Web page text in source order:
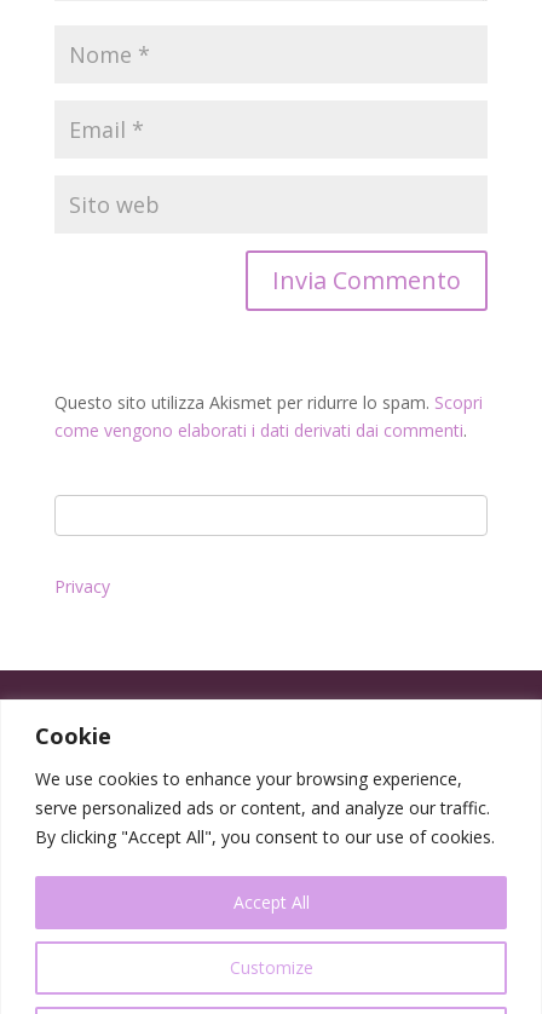
Cookie
We use cookies to enhance your browsing experience,
serve personalized ads or content, and analyze our traffic.
By clicking "Accept All", you consent to our use of cookies.
Customize
Accept All
Questo sito utilizza Akismet per ridurre lo spam. Scopri
come vengono elaborati i dati derivati dai commenti.
Privacy